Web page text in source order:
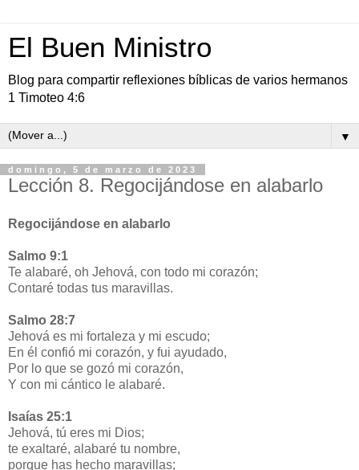
El Buen Ministro
Blog para compartir reflexiones bíblicas de varios hermanos
1 Timoteo 4:6
▼
domingo, 5 de marzo de 2023
Lección 8. Regocijándose en alabarlo
Regocijándose en alabarlo
Salmo 9:1
Te alabaré, oh Jehová, con todo mi corazón;
Contaré todas tus maravillas.
Salmo 28:7
Jehová es mi fortaleza y mi escudo;
En él confió mi corazón, y fui ayudado,
Por lo que se gozó mi corazón,
Y con mi cántico le alabaré.
Isaías 25:1
Jehová, tú eres mi Dios;
te exaltaré, alabaré tu nombre,
porque has hecho maravillas;